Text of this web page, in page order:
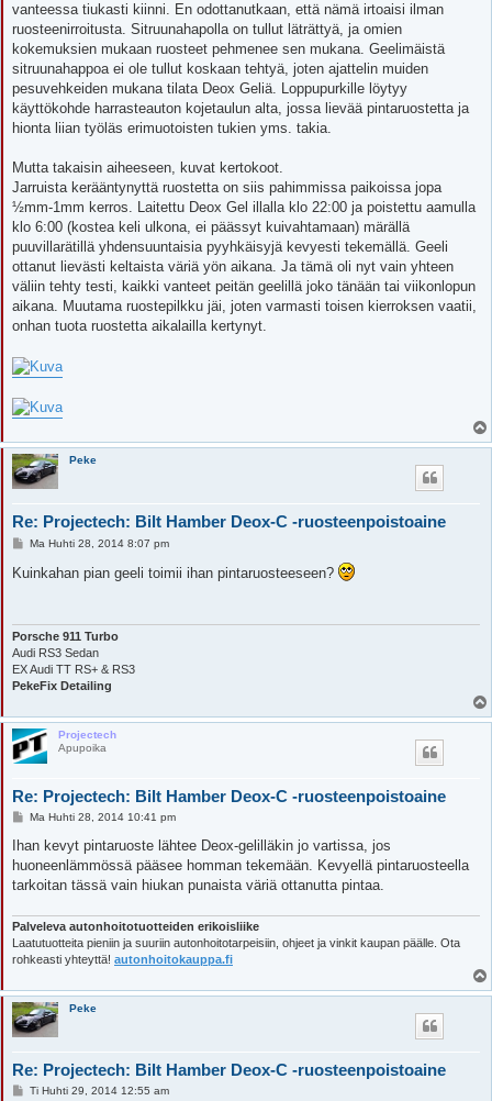
vanteessa tiukasti kiinni. En odottanutkaan, että nämä irtoaisi ilman
ruosteenirroitusta. Sitruunahapolla on tullut läträttyä, ja omien
kokemuksien mukaan ruosteet pehmenee sen mukana. Geelimäistä
sitruunahappoa ei ole tullut koskaan tehtyä, joten ajattelin muiden
pesuvehkeiden mukana tilata Deox Geliä. Loppupurkille löytyy
käyttökohde harrasteauton kojetaulun alta, jossa lievää pintaruostetta ja
hionta liian työläs erimuotoisten tukien yms. takia.
Mutta takaisin aiheeseen, kuvat kertokoot.
Jarruista kerääntynyttä ruostetta on siis pahimmissa paikoissa jopa
½mm-1mm kerros. Laitettu Deox Gel illalla klo 22:00 ja poistettu aamulla
klo 6:00 (kostea keli ulkona, ei päässyt kuivahtamaan) märällä
puuvillarätillä yhdensuuntaisia pyyhkäisyjä kevyesti tekemällä. Geeli
ottanut lievästi keltaista väriä yön aikana. Ja tämä oli nyt vain yhteen
väliin tehty testi, kaikki vanteet peitän geelillä joko tänään tai viikonlopun
aikana. Muutama ruostepilkku jäi, joten varmasti toisen kierroksen vaatii,
onhan tuota ruostetta aikalailla kertynyt.
l
Peke
Re: Projectech: Bilt Hamber Deox-C -ruosteenpoistoaine
V
e
s
Ma Huhti 28, 2014 8:07 pm
Kuinkahan pian geeli toimii ihan pintaruosteeseen?
Porsche 911 Turbo
Audi RS3 Sedan
EX Audi TT RS+ & RS3
PekeFix Detailing
l
Projectech
Apupoika
Re: Projectech: Bilt Hamber Deox-C -ruosteenpoistoaine
V
e
t
i
Ma Huhti 28, 2014 10:41 pm
Ihan kevyt pintaruoste lähtee Deox-gelilläkin jo vartissa, jos
huoneenlämmössä pääsee homman tekemään. Kevyellä pintaruosteella
tarkoitan tässä vain hiukan punaista väriä ottanutta pintaa.
Palveleva autonhoitotuotteiden erikoisliike
Laatutuotteita pieniin ja suuriin autonhoitotarpeisiin, ohjeet ja vinkit kaupan päälle. Ota
rohkeasti yhteyttä! autonhoitokauppa.fi
l
Peke
Re: Projectech: Bilt Hamber Deox-C -ruosteenpoistoaine
VTi Huhti 29, 2014 12:55 am